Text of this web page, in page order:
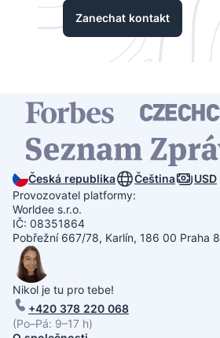
Zanechat kontakt
Česká republika Čeština
USD
Provozovatel platformy:
Worldee s.r.o.
IČ: 08351864
Pobřežní 667/78, Karlín, 186 00 Praha 8
Nikol je tu pro tebe!
+420 378 220 068
(Po–Pá: 9–17 h)